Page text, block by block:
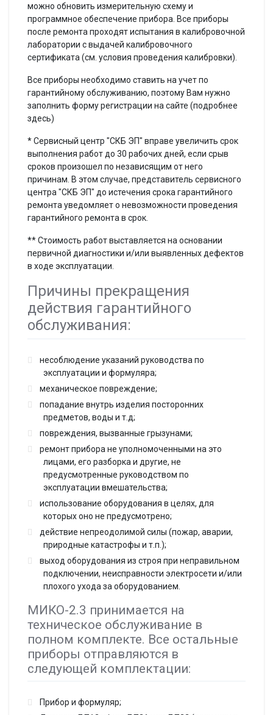
можно обновить измерительную схему и
программное обеспечение прибора. Все приборы
после ремонта проходят испытания в калибровочной
лаборатории с выдачей калибровочного
сертификата (см. условия проведения калибровки).
Все приборы необходимо ставить на учет по
гарантийному обслуживанию, поэтому Вам нужно
заполнить форму регистрации на сайте (подробнее
здесь)
* Сервисный центр "СКБ ЭП" вправе увеличить срок
выполнения работ до 30 рабочих дней, если срыв
сроков произошел по независящим от него
причинам. В этом случае, представитель сервисного
центра "СКБ ЭП" до истечения срока гарантийного
ремонта уведомляет о невозможности проведения
гарантийного ремонта в срок.
** Стоимость работ выставляется на основании
первичной диагностики и/или выявленных дефектов
в ходе эксплуатации.
Причины прекращения
действия гарантийного
обслуживания:
несоблюдение указаний руководства по
эксплуатации и формуляра;
механическое повреждение;
попадание внутрь изделия посторонних
предметов, воды и т.д;
повреждения, вызванные грызунами;
ремонт прибора не уполномоченными на это
лицами, его разборка и другие, не
предусмотренные руководством по
эксплуатации вмешательства;
использование оборудования в целях, для
которых оно не предусмотрено;
действие непреодолимой силы (пожар, аварии,
природные катастрофы и т.п.);
выход оборудования из строя при неправильном
подключении, неисправности электросети и/или
плохого ухода за оборудованием.
МИКО-2.3 принимается на
техническое обслуживание в
полном комплекте. Все остальные
приборы отправляются в
следующей комплектации:
Прибор и формуляр;